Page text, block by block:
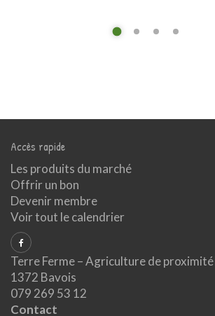
Accès rapide
Les produits du marché
Offrir un bon
Devenir membre
Voir tout le calendrier
Terre Ferme – Agriculture de
1372 Bavois
079 269 53 12
Contact